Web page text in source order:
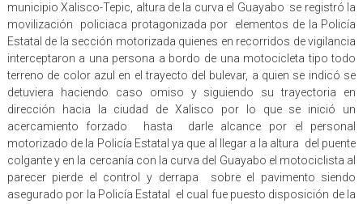
municipio Xalisco-Tepic, altura de la curva el Guayabo se registró la
movilización policiaca protagonizada por elementos de la Policía
Estatal de la sección motorizada quienes en recorridos de vigilancia
interceptaron a una persona a bordo de una motocicleta tipo todo
terreno de color azul en el trayecto del bulevar, a quien se indicó se
detuviera haciendo caso omiso y siguiendo su trayectoria en
dirección hacia la ciudad de Xalisco por lo que se inició un
acercamiento forzado hasta darle alcance por el personal
motorizado de la Policía Estatal ya que al llegar a la altura del puente
colgante y en la cercanía con la curva del Guayabo el motociclista al
parecer pierde el control y derrapa sobre el pavimento siendo
asegurado por la Policía Estatal el cual fue puesto disposición de la